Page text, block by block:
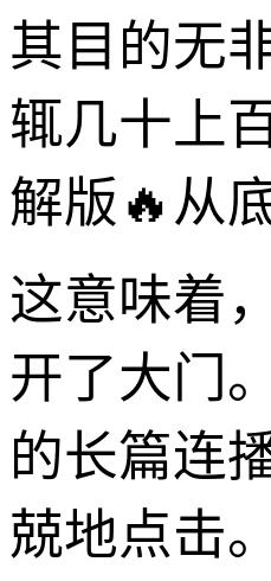
其目的无
辄几十上
解版🔥从
这意味着
开了大门
的长篇连
兢地点击